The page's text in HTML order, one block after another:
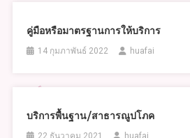
คู่มือหรือมาตรฐานการให้บริการ
14 กุมภาพันธ์ 2022 huafai
บริการพื้นฐาน/สาธารณูปโภค